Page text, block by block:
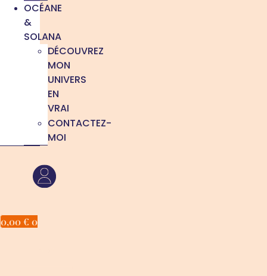
OCÉANE
&
SOLANA
DÉCOUVREZ
MON
UNIVERS
EN
VRAI
CONTACTEZ-
MOI
0,00€ 0